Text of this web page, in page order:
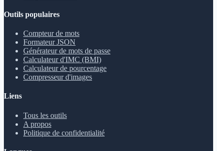
Outils populaires
Compteur de mots
Formateur JSON
Générateur de mots de passe
Calculateur d'IMC (BMI)
Calculateur de pourcentage
Compresseur d'images
Liens
Tous les outils
A propos
Politique de confidentialité